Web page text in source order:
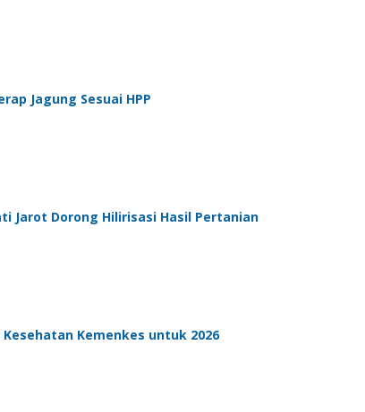
Jagung Sesuai HPP
Jarot Dorong Hilirisasi Hasil Pertanian
Kemenkes untuk 2026